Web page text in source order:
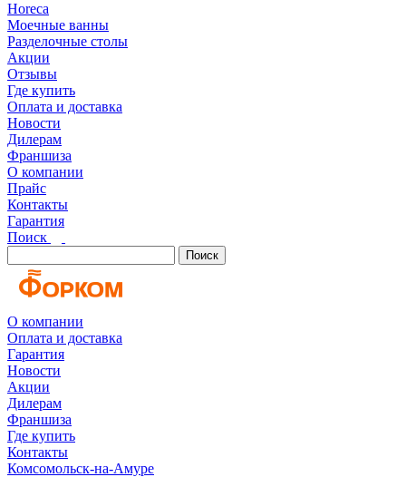
Horeca
Моечные ванны
Разделочные столы
Акции
Отзывы
Где купить
Оплата и доставка
Новости
Дилерам
Франшиза
О компании
Прайс
Контакты
Гарантия
Поиск
Поиск
О компании
Оплата и доставка
Гарантия
Новости
Акции
Дилерам
Франшиза
Где купить
Контакты
Комсомольск-на-Амуре